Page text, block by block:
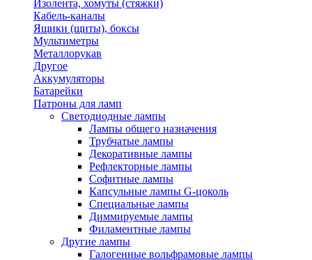
Изолента, хомуты (стяжки)
Кабель-каналы
Ящики (щиты), боксы
Мультиметры
Металлорукав
Другое
Аккумуляторы
Батарейки
Патроны для ламп
Светодиодные лампы
Лампы общего назначения
Трубчатые лампы
Декоративные лампы
Рефлекторные лампы
Софитные лампы
Капсульные лампы G-цоколь
Специальные лампы
Диммируемые лампы
Филаментные лампы
Другие лампы
Галогенные вольфрамовые лампы